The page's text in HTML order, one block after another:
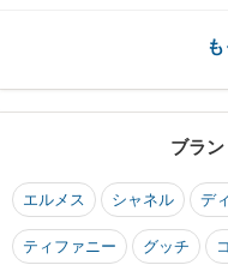
ブラ
エルメス シャネル デ
ティファニー グッチ